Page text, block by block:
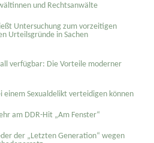
und Rechtsanwälte
Untersuchung zum vorzeitigen
Urteilsgründe in Sachen
verfügbar: Die Vorteile moderner
einem Sexual­delikt verteidigen können
am DDR-Hit „Am Fenster“
der „Letzten Generation“ wegen